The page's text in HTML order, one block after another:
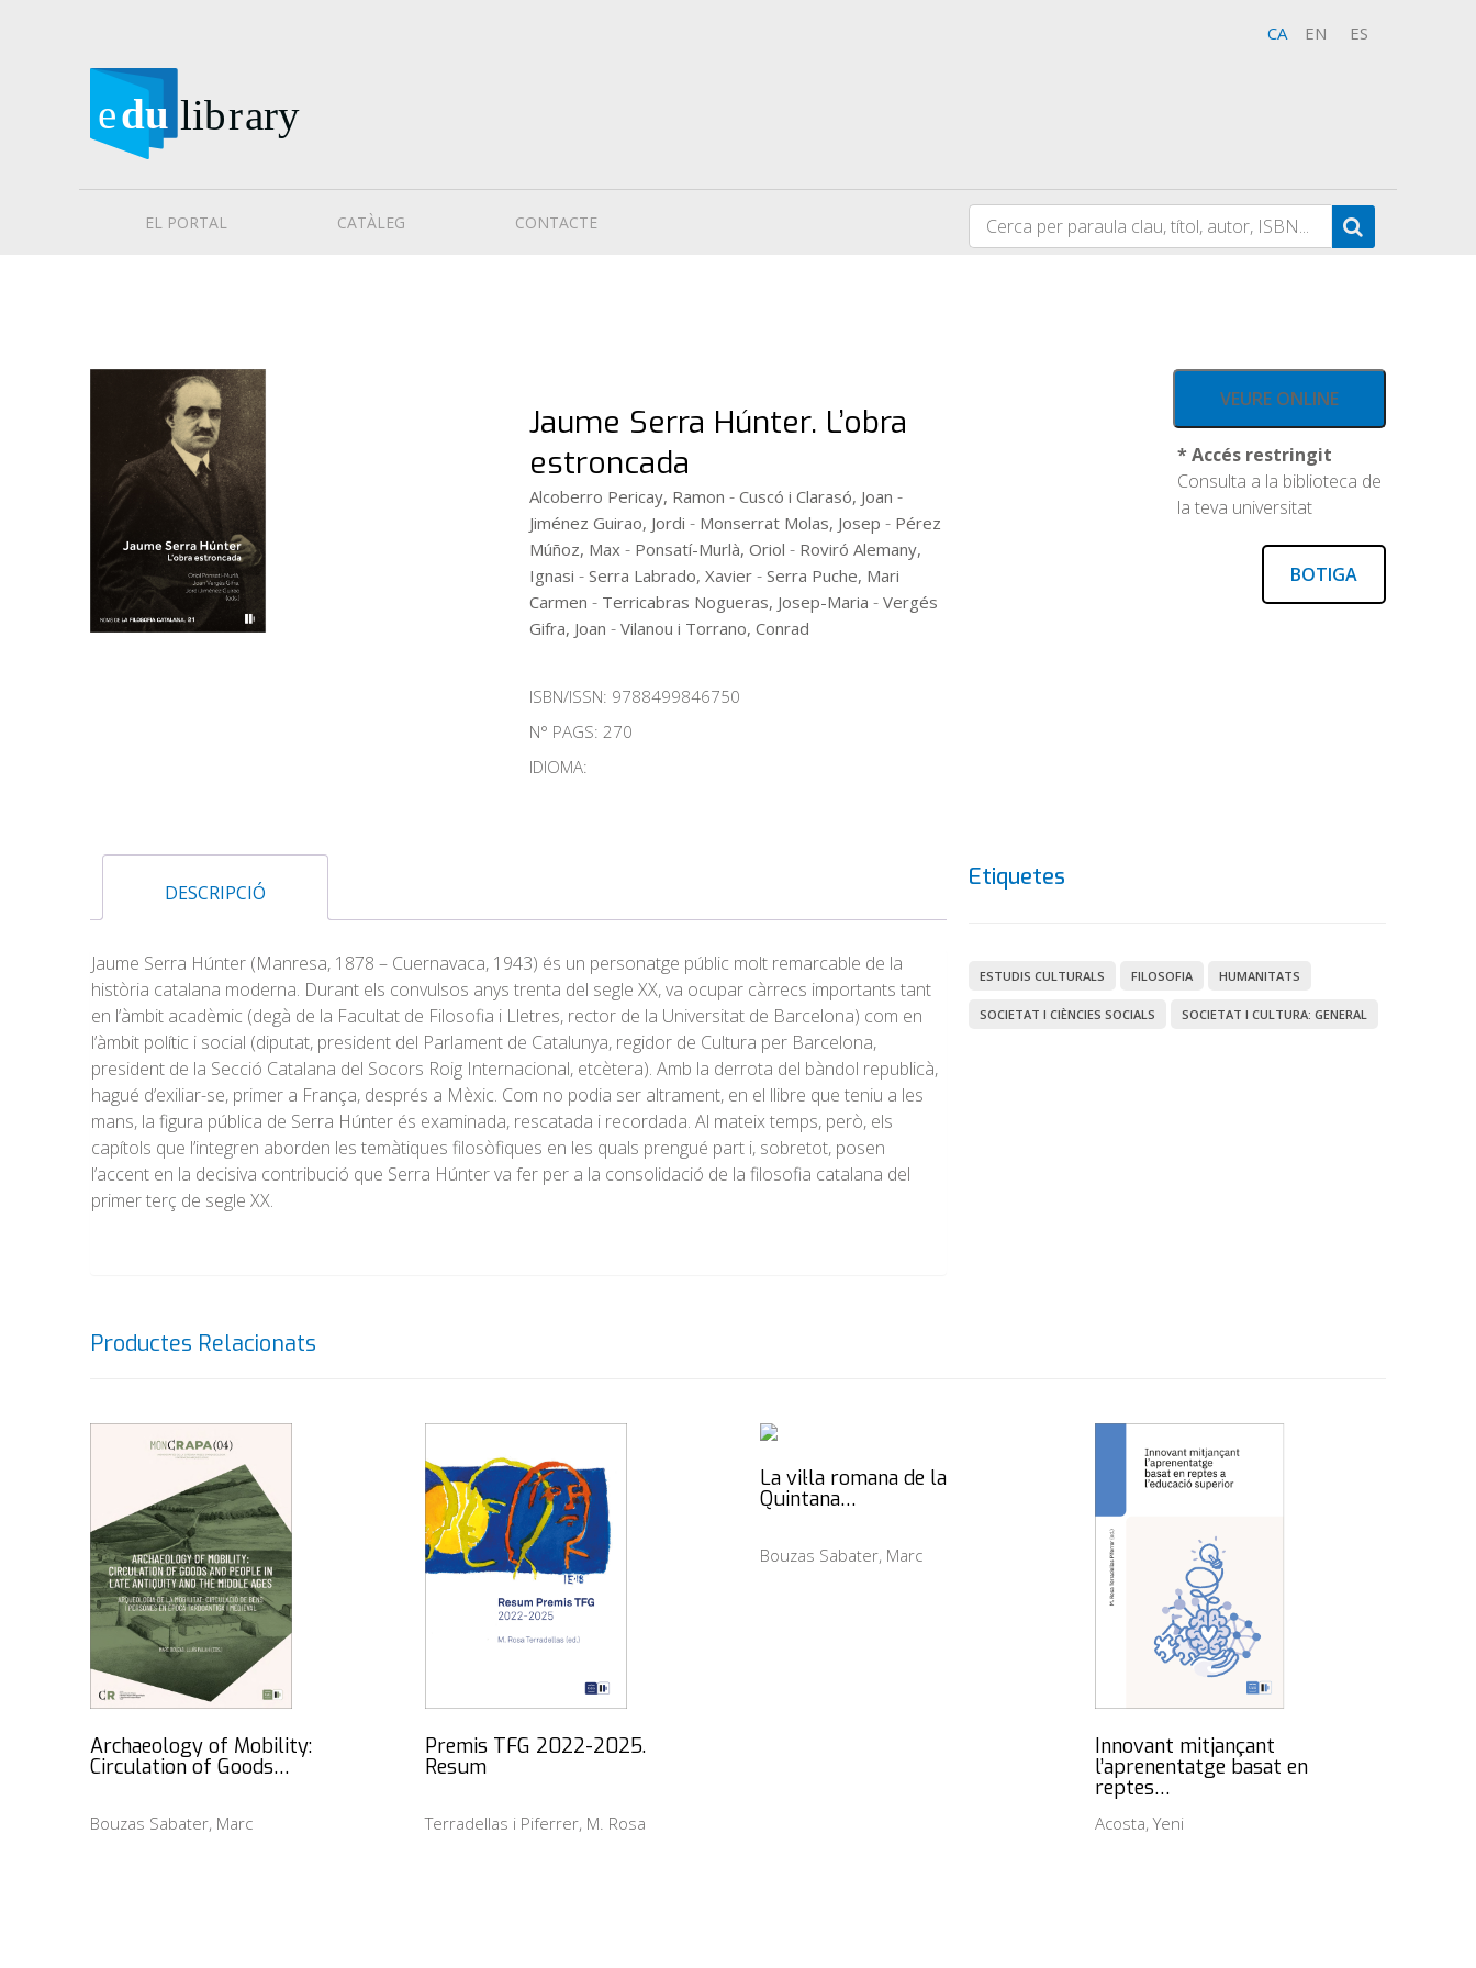
CA EN ES
EL PORTAL CATÀLEG CONTACTE
Jaume Serra Húnter. L’obra
estroncada
Alcoberro Pericay, Ramon - Cuscó i Clarasó, Joan -
Jiménez Guirao, Jordi - Monserrat Molas, Josep - Pérez
Múñoz, Max - Ponsatí-Murlà, Oriol - Roviró Alemany,
Ignasi - Serra Labrado, Xavier - Serra Puche, Mari
Carmen - Terricabras Nogueras, Josep-Maria - Vergés
Gifra, Joan - Vilanou i Torrano, Conrad
ISBN/ISSN: 9788499846750
N° PAGS: 270
IDIOMA:
VEURE ONLINE
* Accés restringit
Consulta a la biblioteca de
la teva universitat
BOTIGA
DESCRIPCIÓ
Jaume Serra Húnter (Manresa, 1878 – Cuernavaca, 1943) és un personatge públic molt remarcable de la
història catalana moderna. Durant els convulsos anys trenta del segle XX, va ocupar càrrecs importants tant
en l’àmbit acadèmic (degà de la Facultat de Filosofia i Lletres, rector de la Universitat de Barcelona) com en
l’àmbit polític i social (diputat, president del Parlament de Catalunya, regidor de Cultura per Barcelona,
president de la Secció Catalana del Socors Roig Internacional, etcètera). Amb la derrota del bàndol republicà,
hagué d’exiliar-se, primer a França, després a Mèxic. Com no podia ser altrament, en el llibre que teniu a les
mans, la figura pública de Serra Húnter és examinada, rescatada i recordada. Al mateix temps, però, els
capítols que l’integren aborden les temàtiques filosòfiques en les quals prengué part i, sobretot, posen
l’accent en la decisiva contribució que Serra Húnter va fer per a la consolidació de la filosofia catalana del
primer terç de segle XX.
Etiquetes
ESTUDIS CULTURALS FILOSOFIA HUMANITATS
SOCIETAT I CIÈNCIES SOCIALS SOCIETAT I CULTURA: GENERAL
Productes Relacionats
Archaeology of Mobility:
Circulation of Goods…
Bouzas Sabater, Marc
Premis TFG 2022-2025.
Resum
Terradellas i Piferrer, M. Rosa
La vil·la romana de la
Quintana…
Bouzas Sabater, Marc
Innovant mitjançant
l’aprenentatge basat en
reptes…
Acosta, Yeni